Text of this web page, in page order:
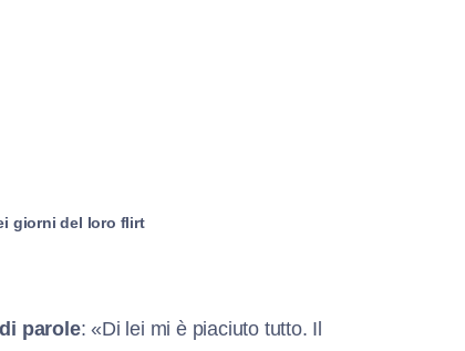
giorni del loro flirt
parole: «Di lei mi è piaciuto tutto. Il